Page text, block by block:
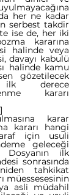
her ne kadar
serbest takdir
ise de, her iki
kararına
halinde veya
davayı kabulü
halinde kamu
gözetilecek
derece
kararı
karar
kararı hangi
için usuli
geleceği
Dosyanın ilk
sonrasında
tahkikat
müessesesinin
asli müdahil